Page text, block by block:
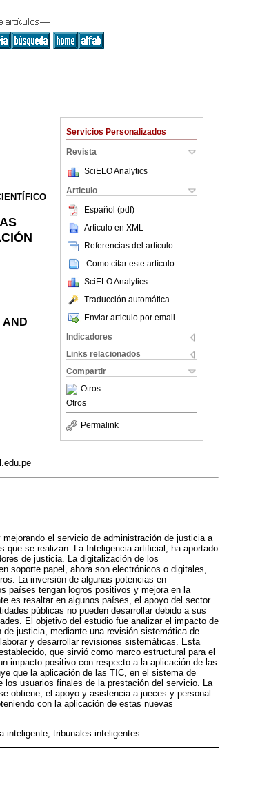
Servicios Personalizados
Revista
SciELO Analytics
Articulo
Español (pdf)
Articulo en XML
Referencias del artículo
Como citar este artículo
SciELO Analytics
Traducción automática
Enviar articulo por email
Indicadores
Links relacionados
Compartir
Otros
Otros
Permalink
AND
el servicio de administración de justicia a
se realizan. La Inteligencia artificial, ha aportado
de justicia. La digitalización de los
soporte papel, ahora son electrónicos o digitales,
La inversión de algunas potencias en
países tengan logros positivos y mejora en la
es resaltar en algunos países, el apoyo del sector
públicas no pueden desarrollar debido a sus
El objetivo del estudio fue analizar el impacto de
justicia, mediante una revisión sistemática de
y desarrollar revisiones sistemáticas. Esta
que sirvió como marco estructural para el
impacto positivo con respecto a la aplicación de las
que la aplicación de las TIC, en el sistema de
usuarios finales de la prestación del servicio. La
obtiene, el apoyo y asistencia a jueces y personal
con la aplicación de estas nuevas
inteligente; tribunales inteligentes